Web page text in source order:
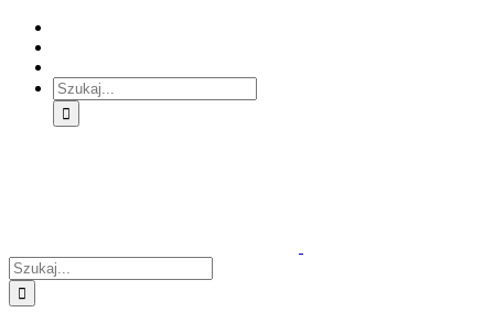
Skip
Treść
główna
Skip
Menu
główne
Skip
Menu
dodatkowe
Szukaj
Szukaj